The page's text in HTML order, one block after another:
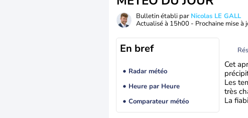
Bulletin établi par Nicolas LE GALL
Actualisé à 15h00 - Prochaine mise à
En bref
Radar météo
Heure par Heure
Comparateur météo
Cet
Les
très
La